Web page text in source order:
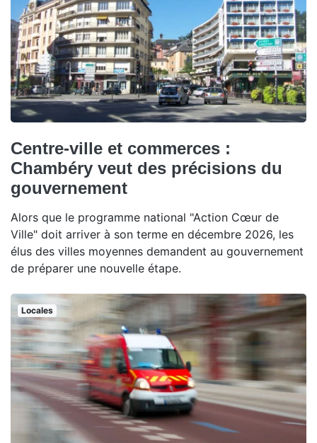
Centre-ville et commerces :
Chambéry veut des précisions du
gouvernement
Alors que le programme national "Action Cœur de
Ville" doit arriver à son terme en décembre 2026, les
élus des villes moyennes demandent au gouvernement
de préparer une nouvelle étape.
Locales